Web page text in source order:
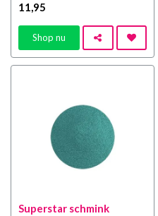
11,95
Shop nu
Superstar schmink